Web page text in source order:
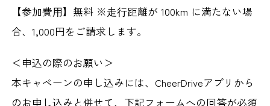
【参加費⽤】 無料 ※⾛⾏距離が 100km に満たない場
合、1,000円をご請求します。
＜申込の際のお願い＞
本キャペーンの申し込みには、CheerDriveアプリから
のお申し込みと併せて、下記フォームへの回答が必須